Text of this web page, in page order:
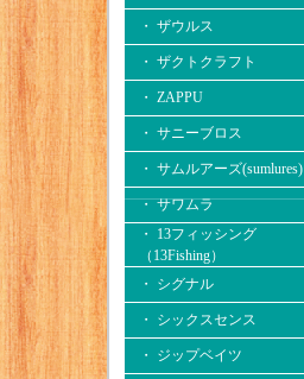
・ ザウルス
・ ザクトクラフト
・ ZAPPU
・ サニーブロス
・ サムルアーズ(sumlures)
・ サワムラ
・ 13フィッシング
（13Fishing）
・ シグナル
・ シックスセンス
・ ジップベイツ